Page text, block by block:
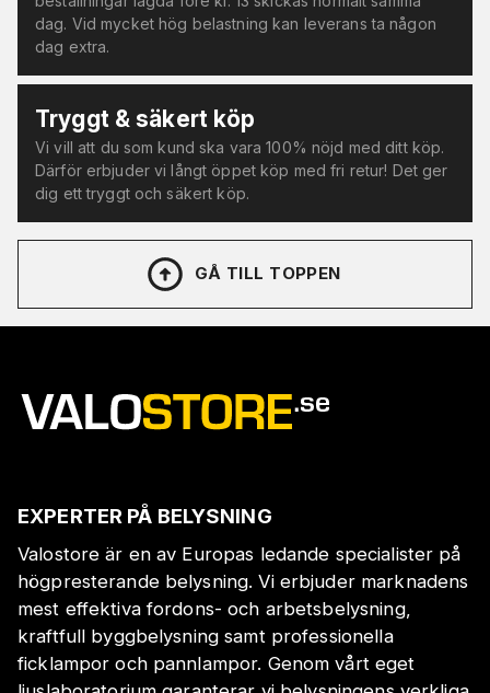
dag. Vid mycket hög belastning kan leverans ta någon
dag extra.
Tryggt & säkert köp
Vi vill att du som kund ska vara 100% nöjd med ditt köp.
Därför erbjuder vi långt öppet köp med fri retur! Det ger
dig ett tryggt och säkert köp.
GÅ TILL TOPPEN
EXPERTER PÅ BELYSNING
Valostore är en av Europas ledande specialister på
högpresterande belysning. Vi erbjuder marknadens
mest effektiva fordons- och arbetsbelysning,
kraftfull byggbelysning samt professionella
ficklampor och pannlampor. Genom vårt eget